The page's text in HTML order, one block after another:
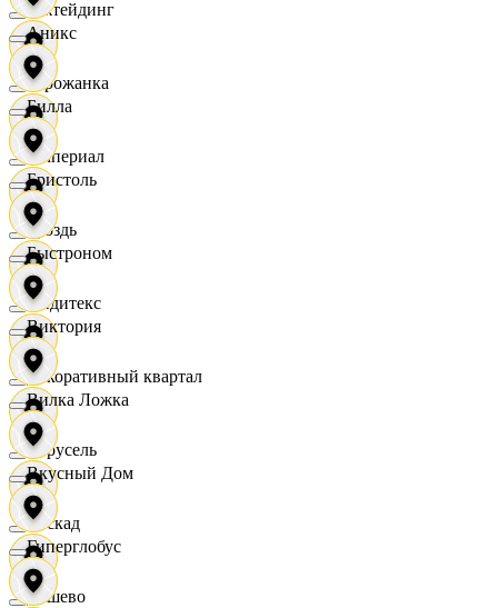
Ижтейдинг
Горожанка
Империал
Гроздь
Индитекс
Декоративный квартал
Карусель
Каскад
Дёшево
Аникс
Билла
Бристоль
Быстроном
Виктория
Вилка Ложка
Вкусный Дом
Гиперглобус